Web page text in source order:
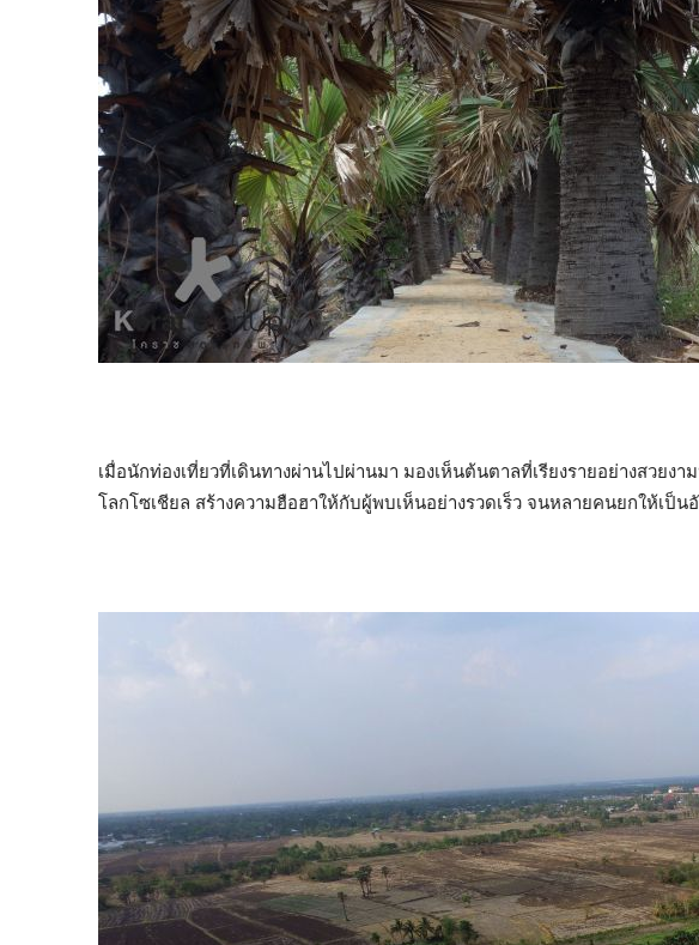
เมื่อนักท่องเที่ยวที่เดินทางผ่านไปผ่านมา มองเห็นต้นตาลที่เรียงรายอย่างสวยง
โลกโซเชียล สร้างความฮือฮาให้กับผู้พบเห็นอย่างรวดเร็ว จนหลายคนยกให้เป็